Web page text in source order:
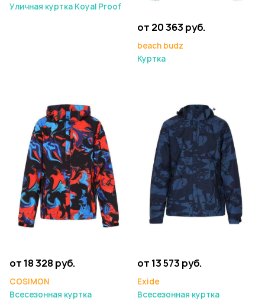
Уличная куртка Koyal Proof
от 20 363 руб.
beach budz
Куртка
от 18 328 руб.
COSIMON
Всесезонная куртка
от 13 573 руб.
Exide
Всесезонная куртка